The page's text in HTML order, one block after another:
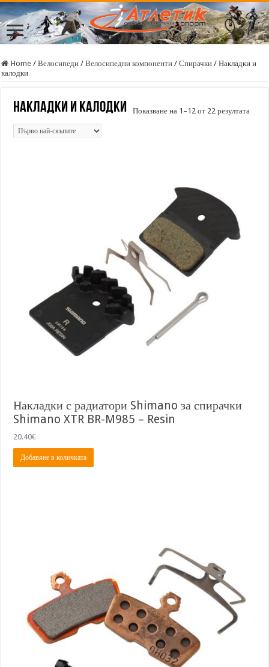
Home / Велосипеди / Велосипедни компоненти / Спирачки / Накладки и
калодки
Накладки и калодки Показване на 1–12 от 22 резултата
Накладки с радиатори Shimano за спирачки
Shimano XTR BR-M985 – Resin
20.40€
Добавяне в количката